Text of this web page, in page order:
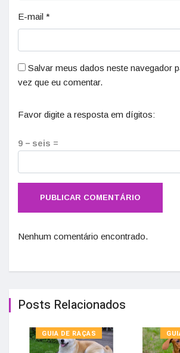
E-mail *
Salvar meus dados neste navegador
vez que eu comentar.
Favor digite a resposta em dígitos:
9 − seis =
Nenhum comentário encontrado.
Posts Relacionados
GUIA DE RAÇAS